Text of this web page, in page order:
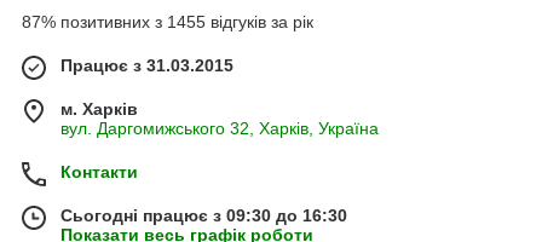
87% позитивних з 1455 відгуків за рік
Працює з 31.03.2015
м. Харків
вул. Даргомижського 32, Харків, Україна
Контакти
Сьогодні працює з 09:30 до 16:30
Показати весь графік роботи